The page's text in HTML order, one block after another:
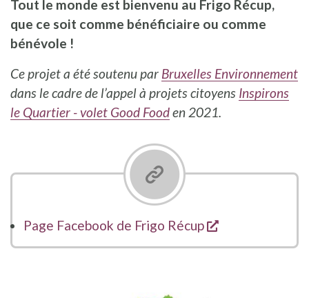
Tout le monde est bienvenu au Frigo Récup,
que ce soit comme bénéficiaire ou comme
bénévole !
Ce projet a été soutenu par Bruxelles Environnement
dans le cadre de l’appel à projets citoyens Inspirons
le Quartier - volet Good Fooden 2021.
Page Facebook de Frigo Récup opent een